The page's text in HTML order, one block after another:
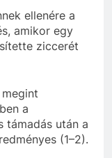
ellenére a
amikor egy
ziccerét
a
támadás után a
(1–2).